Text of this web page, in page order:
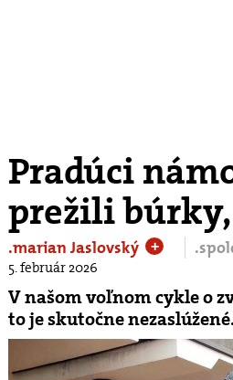
Pradúci
prežili
.marian Jaslovský +
5. február 2026
V našom voľnom cykle o
to je skutočne